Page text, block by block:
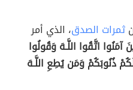
ثمرات الصدق، الذي أمر
آمَنُوا اتَّقُوا اللَّـهَ وَقُولُوا
ذُنُوبَكُمْ وَمَن يُطِعِ اللَّـهَ